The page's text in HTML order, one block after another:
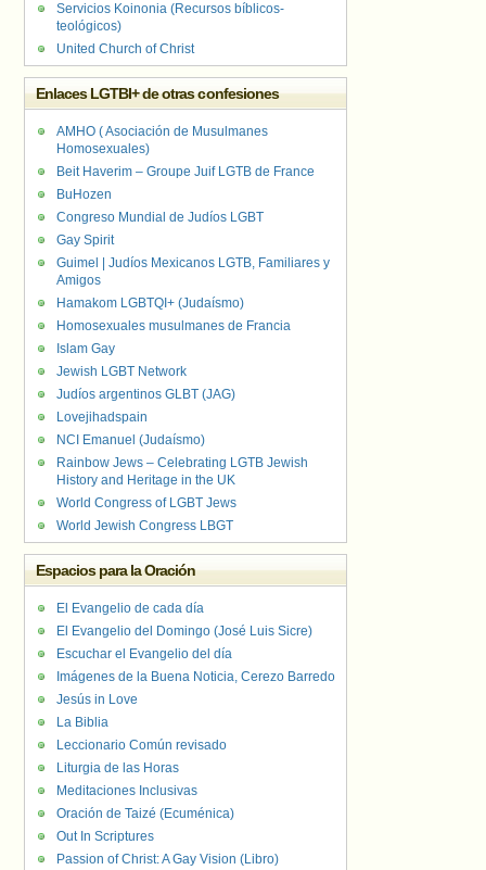
Servicios Koinonia (Recursos bíblicos-
teológicos)
United Church of Christ
Enlaces LGTBI+ de otras confesiones
AMHO ( Asociación de Musulmanes
Homosexuales)
Beit Haverim – Groupe Juif LGTB de France
BuHozen
Congreso Mundial de Judíos LGBT
Gay Spirit
Guimel | Judíos Mexicanos LGTB, Familiares y
Amigos
Hamakom LGBTQI+ (Judaísmo)
Homosexuales musulmanes de Francia
Islam Gay
Jewish LGBT Network
Judíos argentinos GLBT (JAG)
Lovejihadspain
NCI Emanuel (Judaísmo)
Rainbow Jews – Celebrating LGTB Jewish
History and Heritage in the UK
World Congress of LGBT Jews
World Jewish Congress LBGT
Espacios para la Oración
El Evangelio de cada día
El Evangelio del Domingo (José Luis Sicre)
Escuchar el Evangelio del día
Imágenes de la Buena Noticia, Cerezo Barredo
Jesús in Love
La Biblia
Leccionario Común revisado
Liturgia de las Horas
Meditaciones Inclusivas
Oración de Taizé (Ecuménica)
Out In Scriptures
Passion of Christ: A Gay Vision (Libro)